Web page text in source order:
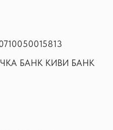
БАНК КИВИ БАНК